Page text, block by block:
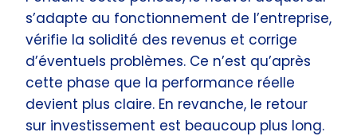
s’adapte au fonctionnement de l’entreprise,
vérifie la solidité des revenus et corrige
d’éventuels problèmes. Ce n’est qu’après
cette phase que la performance réelle
devient plus claire. En revanche, le retour
sur investissement est beaucoup plus long.